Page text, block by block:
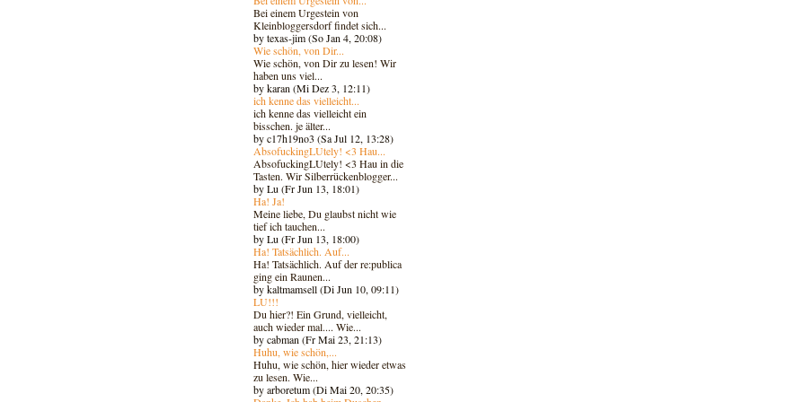
Bei einem Urgestein von
Kleinbloggersdorf findet sich...
by texas-jim (So Jan 4, 20:08)
Wie schön, von Dir...
Wie schön, von Dir zu lesen! Wir
haben uns viel...
by karan (Mi Dez 3, 12:11)
ich kenne das vielleicht...
ich kenne das vielleicht ein
bisschen. je älter...
by c17h19no3 (Sa Jul 12, 13:28)
AbsofuckingLUtely! <3 Hau...
AbsofuckingLUtely! <3 Hau in die
Tasten. Wir Silberrückenblogger...
by Lu (Fr Jun 13, 18:01)
Ha! Ja!
Meine liebe, Du glaubst nicht wie
tief ich tauchen...
by Lu (Fr Jun 13, 18:00)
Ha! Tatsächlich. Auf...
Ha! Tatsächlich. Auf der re:publica
ging ein Raunen...
by kaltmamsell (Di Jun 10, 09:11)
LU!!!
Du hier?! Ein Grund, vielleicht,
auch wieder mal.... Wie...
by cabman (Fr Mai 23, 21:13)
Huhu, wie schön,...
Huhu, wie schön, hier wieder etwas
zu lesen. Wie...
by arboretum (Di Mai 20, 20:35)